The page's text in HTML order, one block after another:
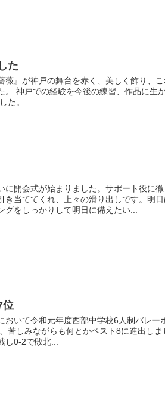
た
薇』が神戸の舞台を赤く、美しく飾り、
。 神戸での経験を今後の練習、作品に生
た。
開会式が始まりました。サポート役に
当ててくれ、上々の滑り出しです。明日
をしっかりして明日に備えたい...
位
いて令和元年度西部中学校6人制バレー
苦しみながらも何とかベスト8に進出しま
0-2で敗北...